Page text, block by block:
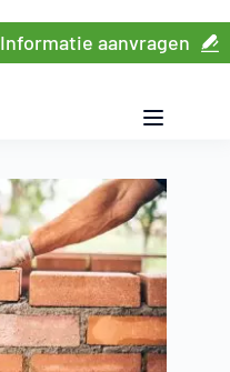
Informatie aanvragen